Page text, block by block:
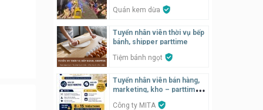
SONGKRAN
Tuyển nhân viên tư vấn bán
hàng tiệm bánh ngọt
Tiệm bánh ngọt
Tuyển nhân viên pha chế,
phục vụ bàn
SNACK BAR NHẬT
Quán kem dừa
Tuyển nhân viên thời vụ bếp
bánh, shipper parttime
Tiệm bánh ngọt
Tuyển nhân viên bán hàng,
marketing, kho – parttime,
Công ty MITA